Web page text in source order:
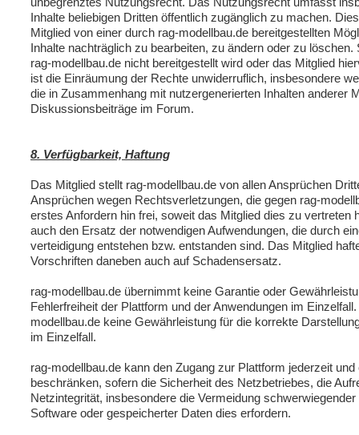
Inhalte beliebigen Dritten öffentlich zugänglich zu machen.
Mitglied von einer durch rag-modellbau.de bereitgestellten
Inhalte nachträglich zu bearbeiten, zu ändern oder zu
rag-modellbau.de nicht bereitgestellt wird oder das Mitglied
ist die Einräumung der Rechte unwiderruflich, insbesondere
die in Zusammenhang mit nutzergenerierten Inhalten anderer
Diskussionsbeiträge im Forum.
8. Verfügbarkeit, Haftung
Das Mitglied stellt rag-modellbau.de von allen Ansprüchen
Ansprüchen wegen Rechtsverletzungen, die gegen rag-
erstes Anfordern hin frei, soweit das Mitglied dies zu vertreten
auch den Ersatz der notwendigen Aufwendungen, die durch
verteidigung entstehen bzw. entstanden sind. Das Mitglied
Vorschriften daneben auch auf Schadensersatz.
rag-modellbau.de übernimmt keine Garantie oder
Fehlerfreiheit der Plattform und der Anwendungen im
modellbau.de keine Gewährleistung für die korrekte
im Einzelfall.
rag-modellbau.de kann den Zugang zur Plattform jederzeit
beschränken, sofern die Sicherheit des Netzbetriebes, die
Netzintegrität, insbesondere die Vermeidung
Software oder gespeicherter Daten dies erfordern.